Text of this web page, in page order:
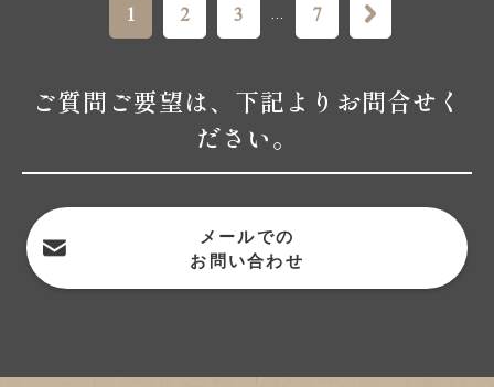
1 2 3 7
ご質問ご要望は、下記よりお問合せく
ださい。
メールでの
お問い合わせ